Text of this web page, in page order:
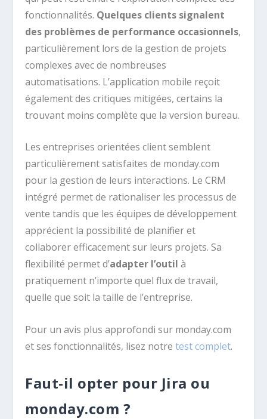
fonctionnalités. Quelques clients signalent
des problèmes de performance occasionnels,
particulièrement lors de la gestion de projets
complexes avec de nombreuses
automatisations. L’application mobile reçoit
également des critiques mitigées, certains la
trouvant moins complète que la version bureau.
Les entreprises orientées client semblent
particulièrement satisfaites de monday.com
pour la gestion de leurs interactions. Le CRM
intégré permet de rationaliser les processus de
vente tandis que les équipes de développement
apprécient la possibilité de planifier et
collaborer efficacement sur leurs projets. Sa
flexibilité permet d’adapter l’outil à
pratiquement n’importe quel flux de travail,
quelle que soit la taille de l’entreprise.
Pour un avis plus approfondi sur monday.com
et ses fonctionnalités, lisez notretest complet.
Faut-il opter pour Jira ou
monday.com ?